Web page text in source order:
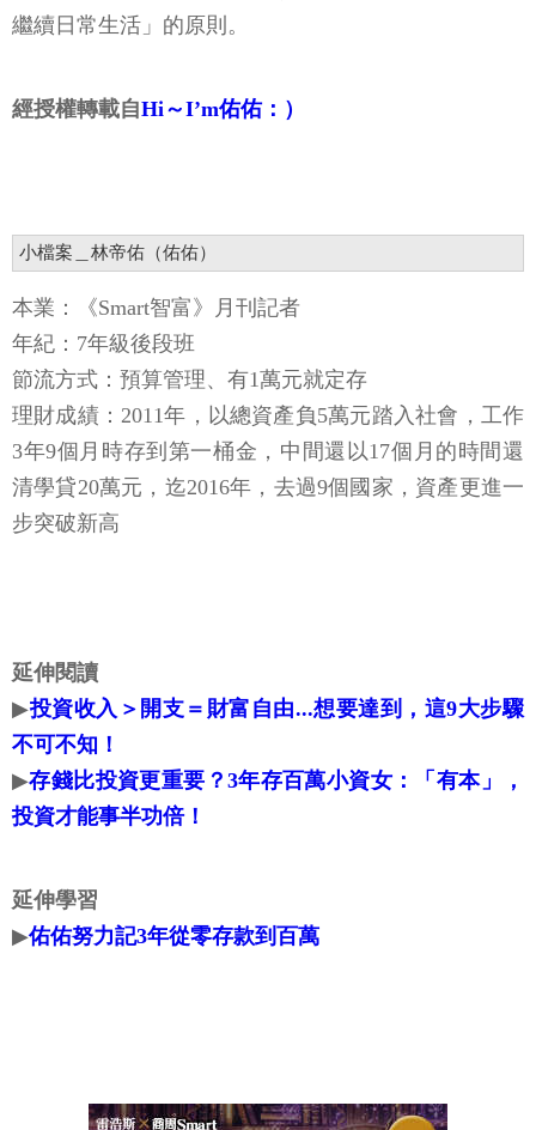
繼續日常生活」的原則。
經授權轉載自Hi～I’m佑佑：）
小檔案＿林帝佑（佑佑）
本業：《Smart智富》月刊記者
年紀：7年級後段班
節流方式：預算管理、有1萬元就定存
理財成績：2011年，以總資產負5萬元踏入社會，工作
3年9個月時存到第一桶金，中間還以17個月的時間還
清學貸20萬元，迄2016年，去過9個國家，資產更進一
步突破新高
延伸閱讀
▶投資收入＞開支＝財富自由...想要達到，這9大步驟
不可不知！
▶存錢比投資更重要？3年存百萬小資女：「有本」，
投資才能事半功倍！
延伸學習
▶佑佑努力記3年從零存款到百萬